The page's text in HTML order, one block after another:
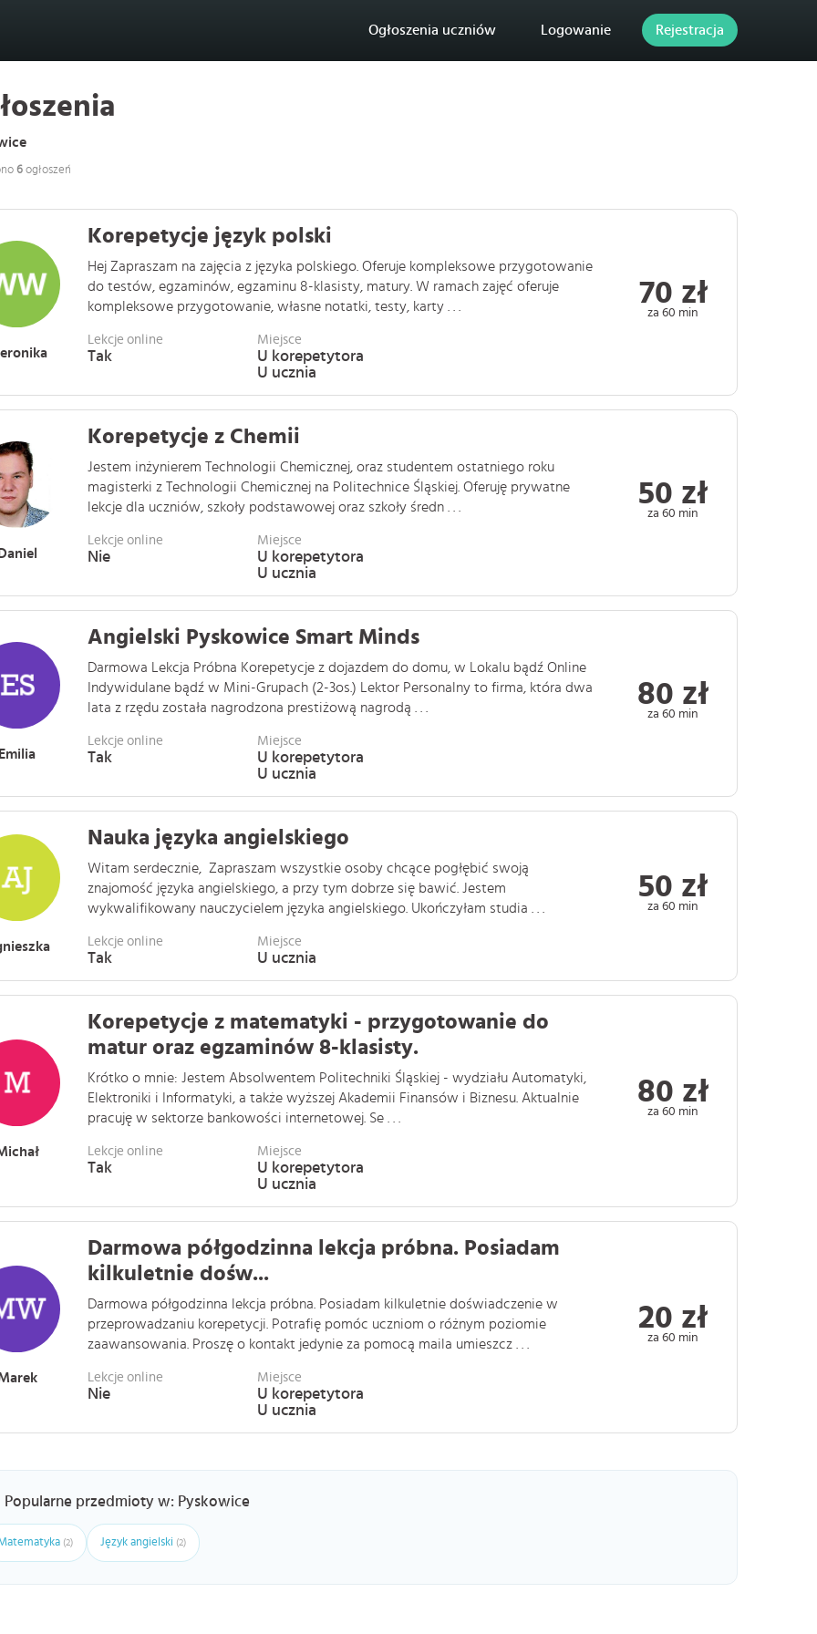
Ogłoszenia uczniów Logowanie Rejestracja
6 ogłoszeń
Korepetycje język polski
Hej Zapraszam na zajęcia z języka polskiego. Oferuje kompleksowe przygotowanie
do testów, egzaminów, egzaminu 8-klasisty, matury. W ramach zajęć oferuje
kompleksowe przygotowanie, własne notatki, testy, karty . . .
Lekcje online
Tak
Miejsce
U korepetytora
U ucznia
70 zł
za 60 min
Korepetycje z Chemii
Jestem inżynierem Technologii Chemicznej, oraz studentem ostatniego roku
magisterki z Technologii Chemicznej na Politechnice Śląskiej. Oferuję prywatne
lekcje dla uczniów, szkoły podstawowej oraz szkoły średn . . .
Lekcje online
Nie
Miejsce
U korepetytora
U ucznia
50 zł
za 60 min
Angielski Pyskowice Smart Minds
Darmowa Lekcja Próbna Korepetycje z dojazdem do domu, w Lokalu bądź Online
Indywidulane bądź w Mini-Grupach (2-3os.) Lektor Personalny to firma, która dwa
lata z rzędu została nagrodzona prestiżową nagrodą . . .
Lekcje online
Tak
Miejsce
U korepetytora
U ucznia
80 zł
za 60 min
Nauka języka angielskiego
Witam serdecznie, Zapraszam wszystkie osoby chcące pogłębić swoją
znajomość języka angielskiego, a przy tym dobrze się bawić. Jestem
wykwalifikowany nauczycielem języka angielskiego. Ukończyłam studia . . .
Lekcje online
Tak
Miejsce
U ucznia
50 zł
za 60 min
Korepetycje z matematyki - przygotowanie do
matur oraz egzaminów 8-klasisty.
Krótko o mnie: Jestem Absolwentem Politechniki Śląskiej - wydziału Automatyki,
Elektroniki i Informatyki, a także wyższej Akademii Finansów i Biznesu. Aktualnie
pracuję w sektorze bankowości internetowej. Se . . .
Lekcje online
Tak
Miejsce
U korepetytora
U ucznia
80 zł
za 60 min
Darmowa półgodzinna lekcja próbna. Posiadam
kilkuletnie dośw...
Darmowa półgodzinna lekcja próbna. Posiadam kilkuletnie doświadczenie w
przeprowadzaniu korepetycji. Potrafię pomóc uczniom o różnym poziomie
zaawansowania. Proszę o kontakt jedynie za pomocą maila umieszcz . . .
Lekcje online
Nie
Miejsce
U korepetytora
U ucznia
20 zł
za 60 min
Popularne przedmioty w: Pyskowice
(2) Język angielski (2)